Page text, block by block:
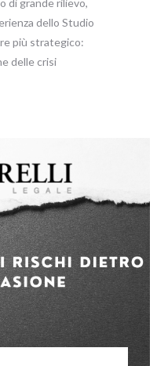
di grande rilievo,
dello Studio
più strategico:
delle crisi